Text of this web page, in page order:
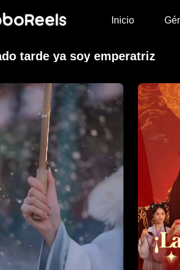
Inicio
tarde ya soy emperatriz